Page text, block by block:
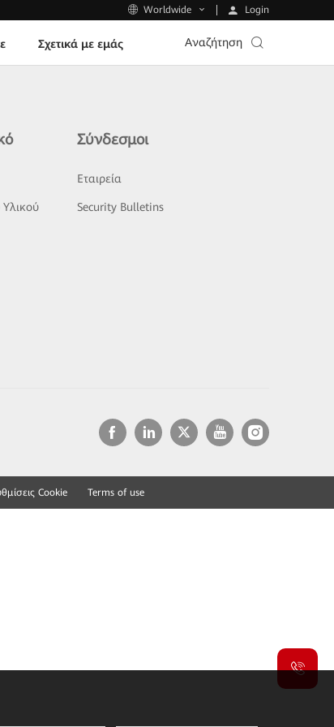
Worldwide Login
Σχετικά με εμάς Αναζήτηση
Σύνδεσμοι
Εταιρεία
Security Bulletins
Cookie Terms of use